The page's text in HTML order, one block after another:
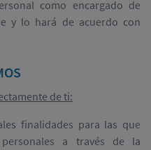
como encargado de
y lo hará de acuerdo con
de ti:
finalidades para las que
a través de la